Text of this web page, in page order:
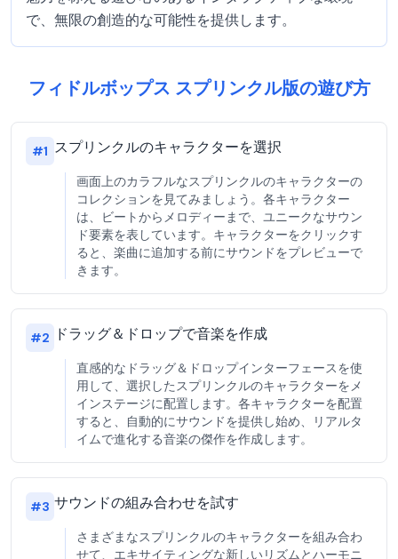
で、無限の創造的な可能性を提供します。
フィドルボップス スプリンクル版の遊び方
#1 スプリンクルのキャラクターを選択
画面上のカラフルなスプリンクルのキャラクターの
コレクションを見てみましょう。各キャラクター
は、ビートからメロディーまで、ユニークなサウン
ド要素を表しています。キャラクターをクリックす
ると、楽曲に追加する前にサウンドをプレビューで
きます。
#2 ドラッグ＆ドロップで音楽を作成
直感的なドラッグ＆ドロップインターフェースを使
用して、選択したスプリンクルのキャラクターをメ
インステージに配置します。各キャラクターを配置
すると、自動的にサウンドを提供し始め、リアルタ
イムで進化する音楽の傑作を作成します。
#3 サウンドの組み合わせを試す
さまざまなスプリンクルのキャラクターを組み合わ
せて、エキサイティングな新しいリズムとハーモニ